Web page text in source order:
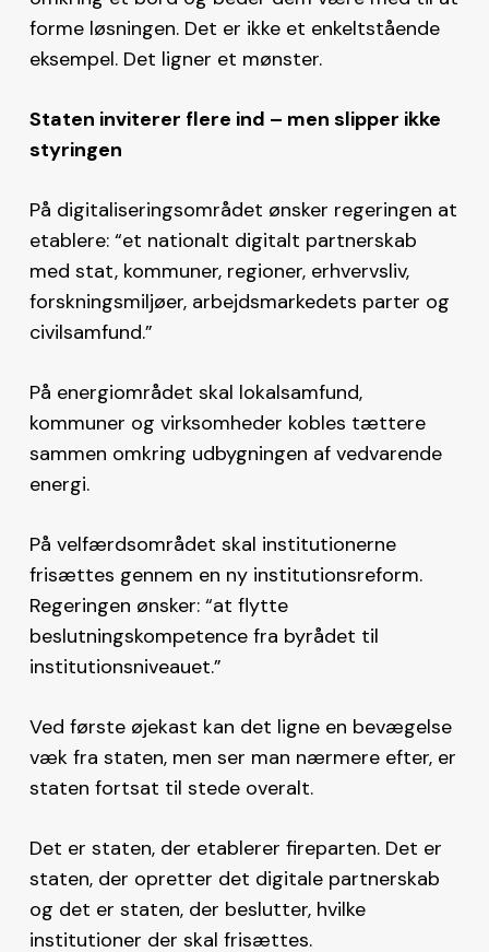
forme løsningen. Det er ikke et enkeltstående
eksempel. Det ligner et mønster.
Staten inviterer flere ind – men slipper ikke
styringen
På digitaliseringsområdet ønsker regeringen at
etablere: “et nationalt digitalt partnerskab
med stat, kommuner, regioner, erhvervsliv,
forskningsmiljøer, arbejdsmarkedets parter og
civilsamfund.”
På energiområdet skal lokalsamfund,
kommuner og virksomheder kobles tættere
sammen omkring udbygningen af vedvarende
energi.
På velfærdsområdet skal institutionerne
frisættes gennem en ny institutionsreform.
Regeringen ønsker: “at flytte
beslutningskompetence fra byrådet til
institutionsniveauet.”
Ved første øjekast kan det ligne en bevægelse
væk fra staten, men ser man nærmere efter, er
staten fortsat til stede overalt.
Det er staten, der etablerer fireparten. Det er
staten, der opretter det digitale partnerskab
og det er staten, der beslutter, hvilke
institutioner der skal frisættes.